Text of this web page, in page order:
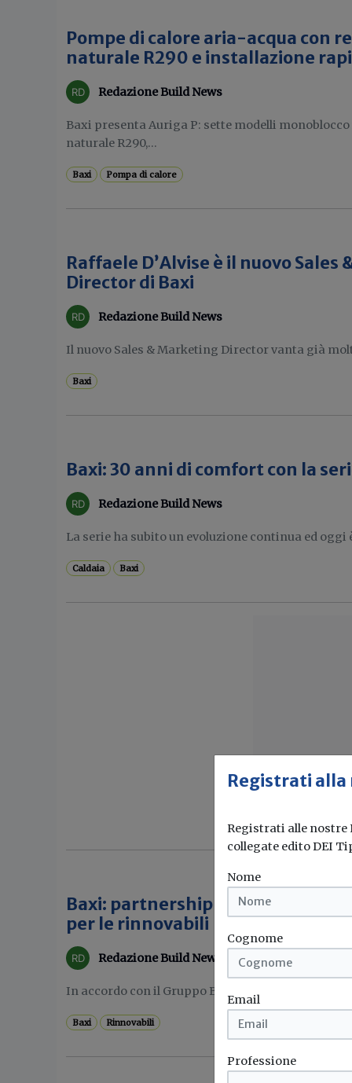
Pompe di calore aria-acqua con
naturale R290 e installazione
Redazione Build News
Baxi presenta Auriga P: sette modelli
naturale R290,...
Baxi Pompa di calore
Raffaele D’Alvise è il nuovo
Director di Baxi
Redazione Build News
Il nuovo Sales & Marketing Director vanta già
Baxi
Baxi: 30 anni di comfort con la
Redazione Build News
La serie ha subito un evoluzione continua ed oggi
Caldaia Baxi
Baxi: partnership strategica con
per le rinnovabili
Redazione Build News
In accordo con il Gruppo BDR Thermea l'azienda
Baxi Rinnovabili
Registrati alla
Registrati alle nostre
collegate edito DEI
Nome
Cognome
Email
Professione